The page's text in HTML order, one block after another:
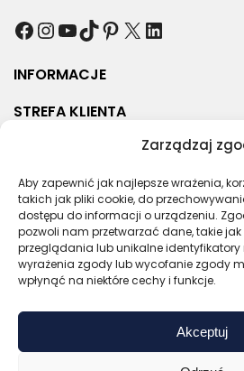
Zarządzaj
Aby zapewnić jak najlepsze wrażenia,
takich jak pliki cookie, do
dostępu do informacji o urządzeniu.
pozwoli nam przetwarzać dane, takie
przeglądania lub unikalne identyfikatory
wyrażenia zgody lub wycofanie zgody
wpłynąć na niektóre cechy i funkcje.
Akceptuj
Facebook
Instagram
YouTube
TikTok
Pinterest
X LinkedIn
INFORMACJE
STREFA KLIENTA
NASZE LOKALIZACJE
OSTATNIE POSTY
RODOREGULAMINPOLITYKA
Certyfikat SSL
Zaufany sprzedawca
Sprawdź